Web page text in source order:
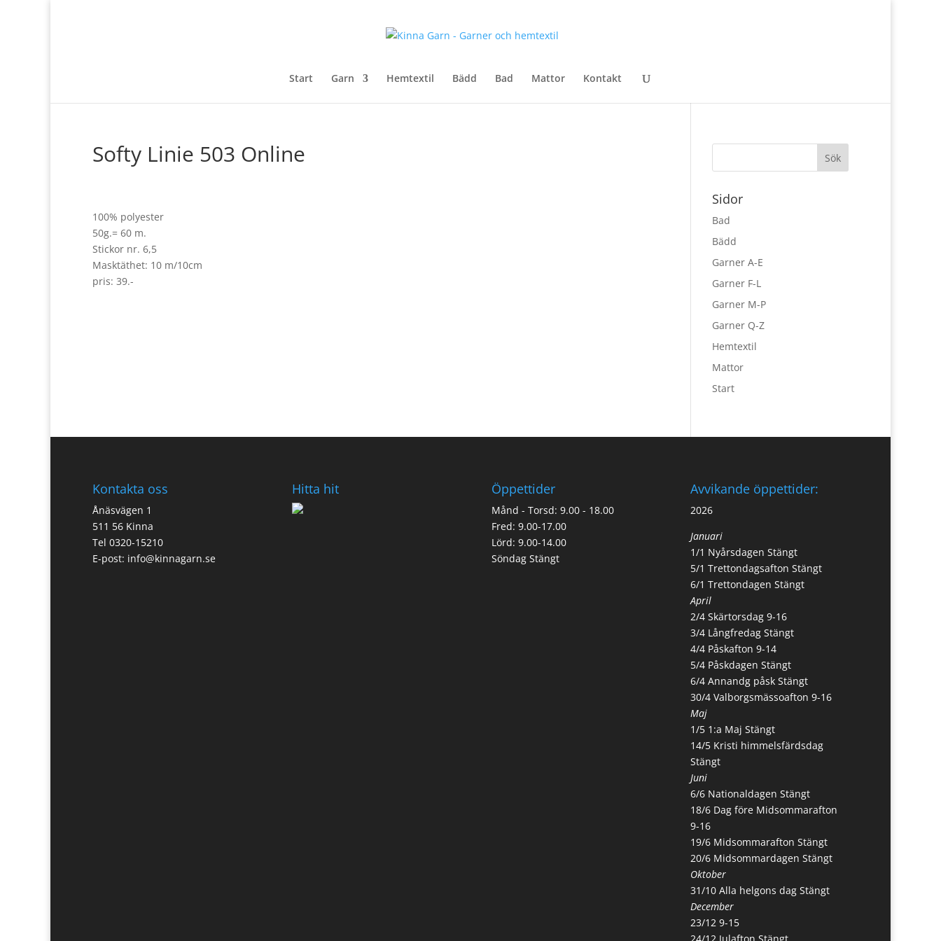
Start Garn Hemtextil Bädd Bad Mattor Kontakt
Softy Linie 503 Online
100% polyester
50g.= 60 m.
Stickor nr. 6,5
Masktäthet: 10 m/10cm
pris: 39.-
Sidor
Bad
Bädd
Garner A-E
Garner F-L
Garner M-P
Garner Q-Z
Hemtextil
Mattor
Start
Kontakta oss
Ånäsvägen 1
511 56 Kinna
Tel 0320-15210
E-post: info@kinnagarn.se
Hitta hit Öppettider
Månd - Torsd: 9.00 - 18.00
Fred: 9.00-17.00
Lörd: 9.00-14.00
Söndag Stängt
Avvikande öppettider:
2026
Januari
1/1 Nyårsdagen Stängt
5/1 Trettondagsafton Stängt
6/1 Trettondagen Stängt
April
2/4 Skärtorsdag 9-16
3/4 Långfredag Stängt
4/4 Påskafton 9-14
5/4 Påskdagen Stängt
6/4 Annandg påsk Stängt
30/4 Valborgsmässoafton 9-16
Maj
1/5 1:a Maj Stängt
14/5 Kristi himmelsfärdsdag
Stängt
Juni
6/6 Nationaldagen Stängt
18/6 Dag före Midsommarafton
9-16
19/6 Midsommarafton Stängt
20/6 Midsommardagen Stängt
Oktober
31/10 Alla helgons dag Stängt
December
23/12 9-15